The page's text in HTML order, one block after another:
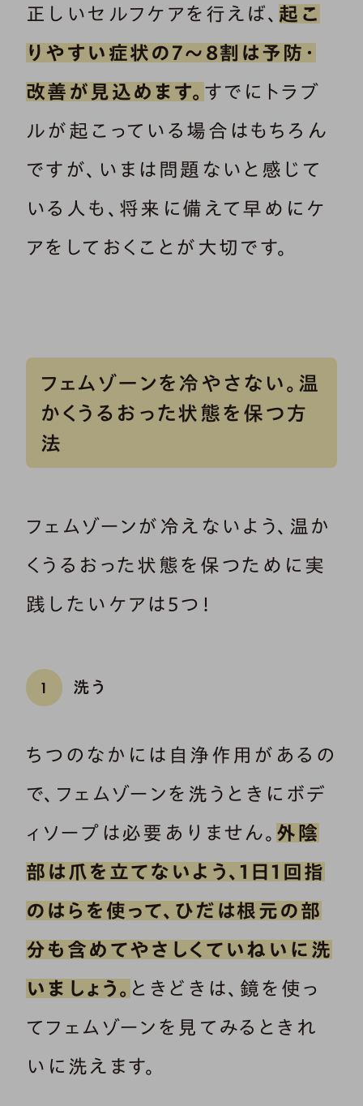
正しいセルフケアを行えば、 起こ
りやすい症状の7～8割は予防・
改善が見込めます。 すでにトラブ
ルが起こっている場合はもちろん
ですが、いまは問題ないと感じて
いる人も、将来に備えて早めにケ
アをしておくことが大切です。
フェムゾーンを冷やさない。温
かくうるおった状態を保つ方
法
フェムゾーンが冷えないよう、温か
くうるおった状態を保つために実
践したいケアは5つ！
1 洗う
ちつのなかには自浄作用があるの
で、フェムゾーンを洗うときにボデ
ィソープは必要ありません。 外陰
部は爪を立てないよう、1日1回指
のはらを使って、ひだは根元の部
分も含めてやさしくていねいに洗
いましょう。 ときどきは、鏡を使っ
てフェムゾーンを見てみるときれ
いに洗えます。